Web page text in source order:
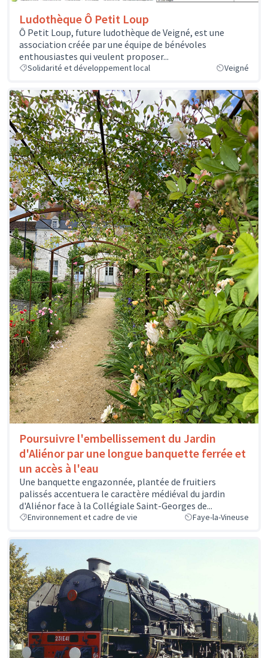
Ludothèque Ô Petit Loup
Ô Petit Loup, future ludothèque de Veigné, est une
association créée par une équipe de bénévoles
enthousiastes qui veulent proposer...
Solidarité et développement local Veigné
Poursuivre l'embellissement du Jardin
d'Aliénor par une longue banquette ferrée et
un accès à l'eau
Une banquette engazonnée, plantée de fruitiers
palissés accentuera le caractère médiéval du jardin
d'Aliénor face à la Collégiale Saint-Georges de...
Environnement et cadre de vie Faye-la-Vineuse